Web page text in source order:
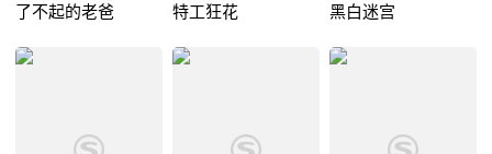
了不起的老爸 特工狂花 黑白迷宫